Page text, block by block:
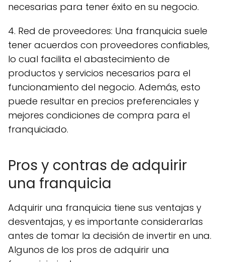
necesarias para tener éxito en su negocio.
4. Red de proveedores: Una franquicia suele
tener acuerdos con proveedores confiables,
lo cual facilita el abastecimiento de
productos y servicios necesarios para el
funcionamiento del negocio. Además, esto
puede resultar en precios preferenciales y
mejores condiciones de compra para el
franquiciado.
Pros y contras de adquirir
una franquicia
Adquirir una franquicia tiene sus ventajas y
desventajas, y es importante considerarlas
antes de tomar la decisión de invertir en una.
Algunos de los pros de adquirir una